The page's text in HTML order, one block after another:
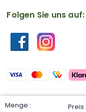
Folgen Sie uns auf: